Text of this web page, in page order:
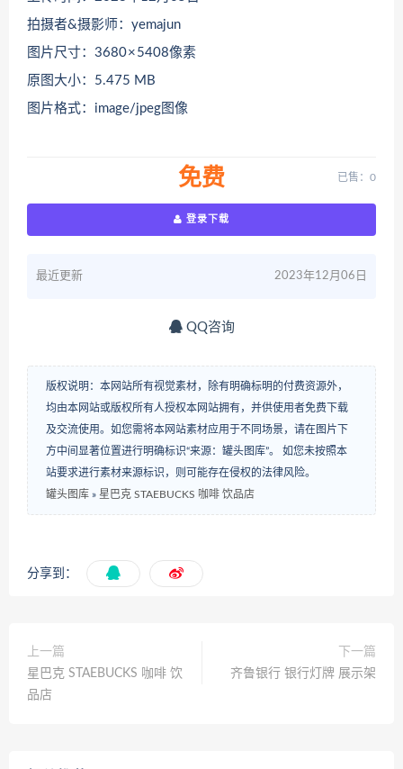
拍摄者&摄影师：yemajun
图片尺寸：3680 × 5408像素
原图大小：5.475 MB
图片格式：image/jpeg图像
免费 已售：0
登录下载
最近更新 2023年12月06日
QQ咨询
版权说明：本网站所有视觉素材，除有明确标明的付费资源外，
均由本网站或版权所有人授权本网站拥有，并供使用者免费下载
及交流使用。如您需将本网站素材应用于不同场景，请在图片下
方中间显著位置进行明确标识“来源：罐头图库”。 如您未按照本
站要求进行素材来源标识，则可能存在侵权的法律风险。
罐头图库 » 星巴克 STAEBUCKS 咖啡 饮品店
分享到：
上一篇
星巴克 STAEBUCKS 咖啡 饮
品店
下一篇
齐鲁银行 银行灯牌 展示架